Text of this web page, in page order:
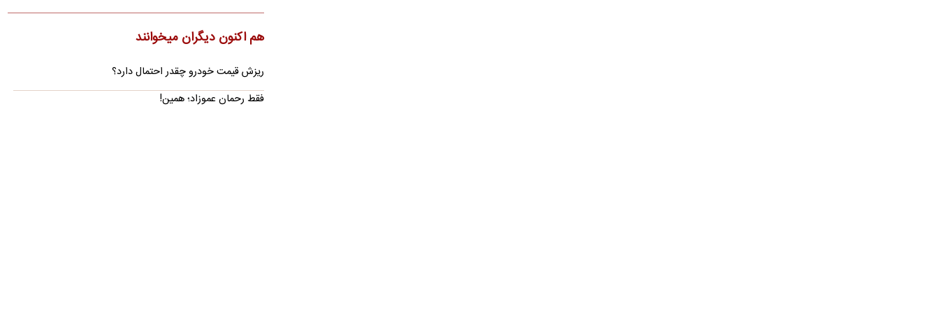
خبرنگار المیادین در تهران از وجود چشم‌اندازی مثبت برای حل‌وفصل
پرونده تنگه هرمز خبر داده و مدعی شده است ایران و عمان…
وزارت خزانه‌داری آمریکا نام چند شرکت هواپیمایی مرتبط با ایران را
از فهرست تحریم‌های خود خارج کرد.
هم اکنون دیگران میخوانند
ریزش قیمت خودرو چقدر احتمال دارد؟
فقط رحمان عموزاد؛ همین!